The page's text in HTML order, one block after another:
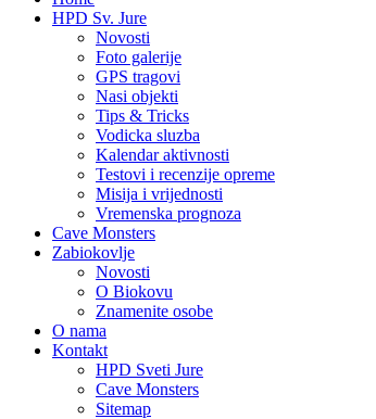
HPD Sv. Jure
Novosti
Foto galerije
GPS tragovi
Nasi objekti
Tips & Tricks
Vodicka sluzba
Kalendar aktivnosti
Testovi i recenzije opreme
Misija i vrijednosti
Vremenska prognoza
Cave Monsters
Zabiokovlje
Novosti
O Biokovu
Znamenite osobe
O nama
Kontakt
HPD Sveti Jure
Cave Monsters
Sitemap